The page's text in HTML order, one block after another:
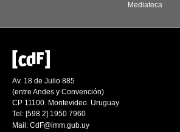
Mediateca
Av. 18 de Julio 885
(entre Andes y Convención)
CP 11100. Montevideo. Uruguay
Tel: [598 2] 1950 7960
Mail: CdF@imm.gub.uy